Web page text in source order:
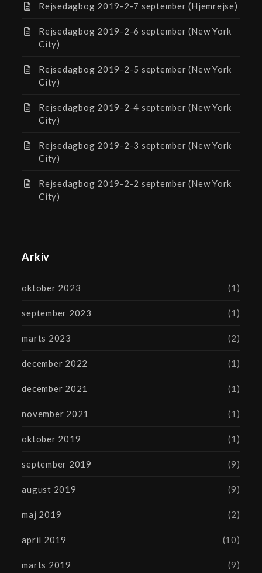
Rejsedagbog 2019-2-7 september (Hjemrejse)
Rejsedagbog 2019-2-6 september (New York
City)
Rejsedagbog 2019-2-5 september (New York
City)
Rejsedagbog 2019-2-4 september (New York
City)
Rejsedagbog 2019-2-3 september (New York
City)
Rejsedagbog 2019-2-2 september (New York
City)
Arkiv
oktober 2023 (1)
september 2023 (1)
marts 2023 (2)
december 2022 (1)
december 2021 (1)
november 2021 (1)
oktober 2019 (1)
september 2019 (9)
august 2019 (9)
maj 2019 (2)
april 2019 (10)
marts 2019 (9)